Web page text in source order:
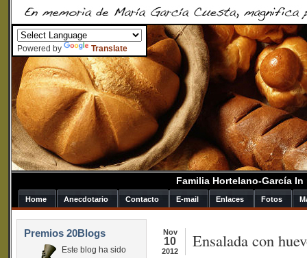
Powered by Translate
Familia Hortelano-García
Home Anecdotario Contacto E-mail Enlaces Fotos
Premios 20Blogs
Este blog ha sido
Nov
10
2012
Ensalada con